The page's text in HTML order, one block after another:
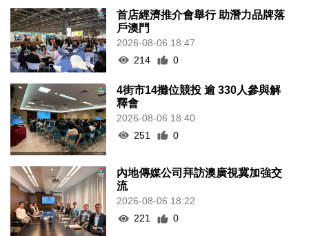
首店經濟推介會舉行 助潛力品牌落
戶澳門
2026-08-06 18:47
214
0
4街市14攤位競投 逾 330人參與解
釋會
2026-08-06 18:40
251
0
內地傳媒公司拜訪澳廣視冀加強交
流
2026-08-06 18:22
221
0